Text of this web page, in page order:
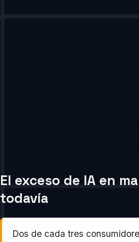
El exceso de IA en
todavía
Dos de cada tres